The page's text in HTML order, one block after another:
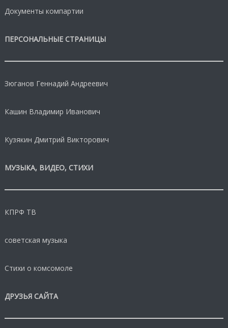
Документы компартии
ПЕРСОНАЛЬНЫЕ СТРАНИЦЫ
Зюганов Геннадий Андреевич
Кашин Владимир Иванович
Кузякин Дмитрий Викторович
МУЗЫКА, ВИДЕО, СТИХИ
КПРФ ТВ
советская музыка
Стихи о комсомоле
ДРУЗЬЯ САЙТА